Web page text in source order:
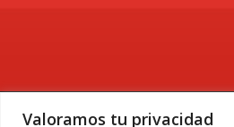
Valoramos tu privacidad